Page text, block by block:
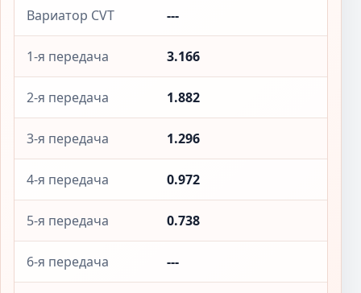
Вариатор CVT ---
1-я передача 3.166
2-я передача 1.882
3-я передача 1.296
4-я передача 0.972
5-я передача 0.738
6-я передача ---